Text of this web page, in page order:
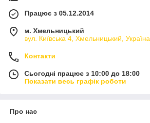
Працює з 05.12.2014
м. Хмельницький
вул. Київська 4, Хмельницький, Україна
Контакти
Сьогодні працює з 10:00 до 18:00
Показати весь графік роботи
Про нас